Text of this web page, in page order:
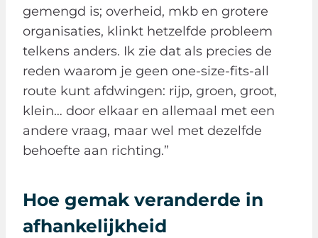
gemengd is; overheid, mkb en grotere
organisaties, klinkt hetzelfde probleem
telkens anders. Ik zie dat als precies de
reden waarom je geen one-size-fits-all
route kunt afdwingen: rijp, groen, groot,
klein… door elkaar en allemaal met een
andere vraag, maar wel met dezelfde
behoefte aan richting.”
Hoe gemak veranderde in
afhankelijkheid